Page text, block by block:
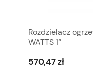
Rozdzielacz
WATTS 1“
570,47 zł